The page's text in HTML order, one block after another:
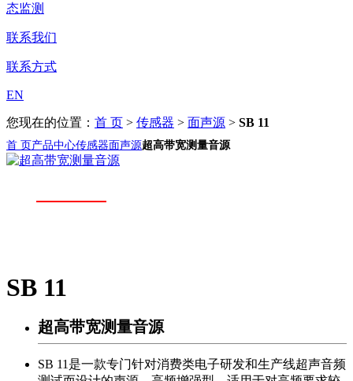
态监测
联系我们
联系方式
EN
您现在的位置： 首 页 > 传感器 > 面声源 > SB 11
首 页产品中心传感器面声源超高带宽测量音源
SB 11
超高带宽测量音源
SB 11是一款专门针对消费类电子研发和生产线超声音频